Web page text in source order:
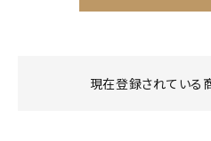
かわうそ
現在登録されている